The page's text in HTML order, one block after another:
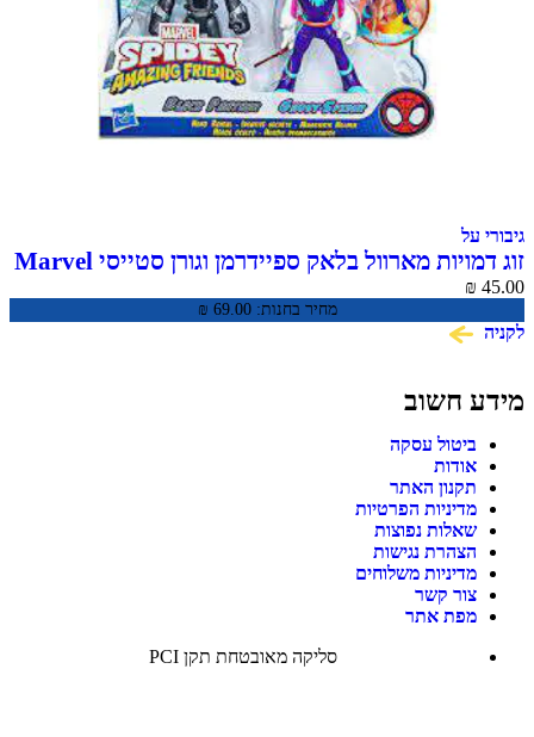
גיבורי על
זוג דמויות מארוול בלאק ספיידרמן וגורן סטייסי Marvel
Spidey and His Amazing Friends
מחיר בחנות: ₪ 69.00
₪ 45.00
לקניה
מידע חשוב
ביטול עסקה
אודות
תקנון האתר
מדיניות הפרטיות
שאלות נפוצות
הצהרת נגישות
מדיניות משלוחים
צור קשר
מפת אתר
סליקה מאובטחת תקן PCI